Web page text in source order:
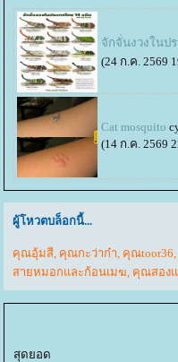
จักจั่นงวงในป
(24 ก.ค. 2569
Cat mosquito
(14 ก.ค. 2569
ผู้โหวตบล็อกนี้...
คุณอุ้มสี, คุณกะว่าก๋า, คุณtoor36,
สายหมอกและก้อนเมฆ, คุณสอง
สุดยอด